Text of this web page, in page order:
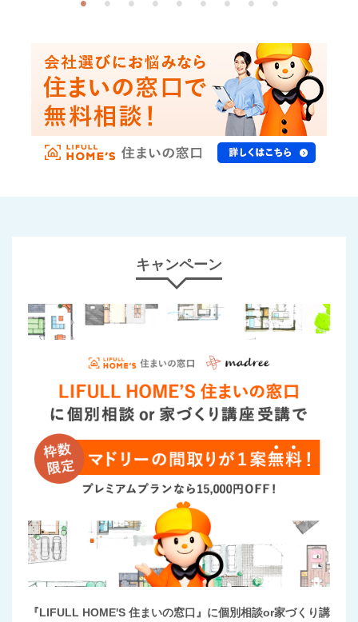
キャンペーン
『LIFULL HOME'S 住まいの窓口』に個別相談or家づくり講